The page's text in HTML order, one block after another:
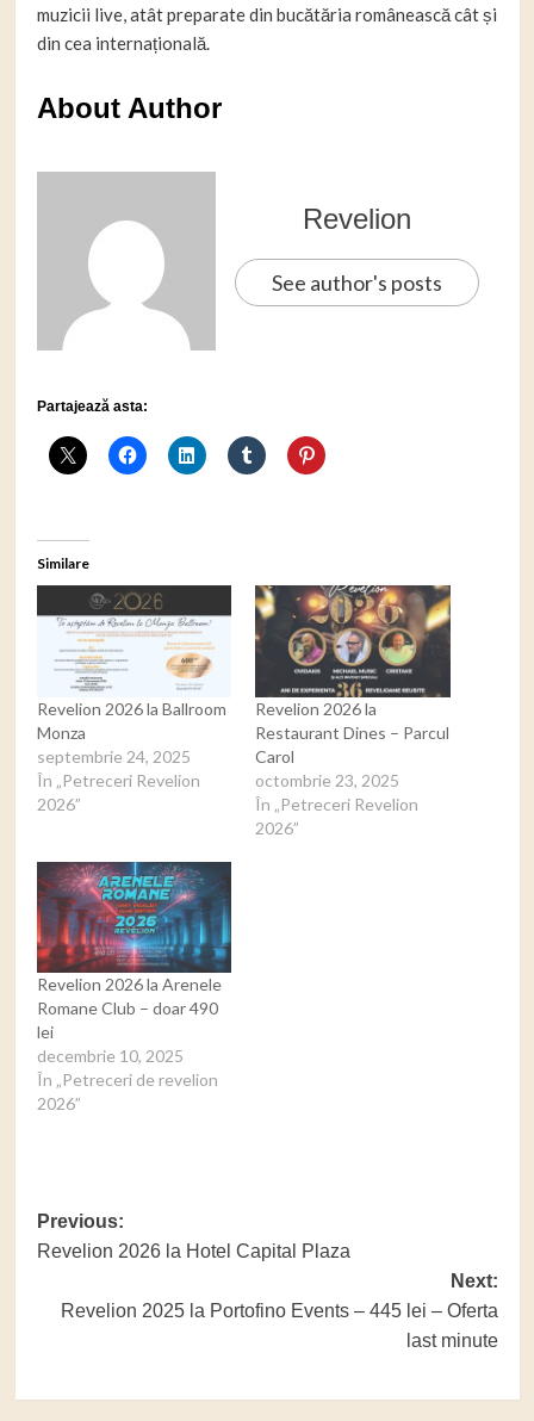
muzicii live, atât preparate din bucătăria românească cât și
din cea internațională.
About Author
Revelion
See author's posts
Partajează asta:
Similare
Revelion 2026 la Ballroom
Monza
septembrie 24, 2025
În „Petreceri Revelion
2026”
Revelion 2026 la
Restaurant Dines – Parcul
Carol
octombrie 23, 2025
În „Petreceri Revelion
2026”
Revelion 2026 la Arenele
Romane Club – doar 490
lei
decembrie 10, 2025
În „Petreceri de revelion
2026”
Post
navigation
Previous:
Revelion 2026 la Hotel Capital Plaza
Next:
Revelion 2025 la Portofino Events – 445 lei – Oferta
last minute